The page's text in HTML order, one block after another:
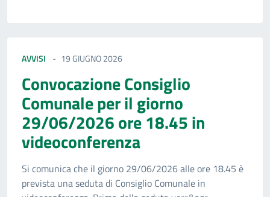
AVVISI 19 GIUGNO 2026
Convocazione Consiglio
Comunale per il giorno
29/06/2026 ore 18.45 in
videoconferenza
Si comunica che il giorno 29/06/2026 alle ore 18.45 è
prevista una seduta di Consiglio Comunale in